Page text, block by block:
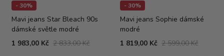
- 30%
Mavi jeans Star Bleach 90s
dámské světle modré
1 983,00 Kč 2 833,00 Kč
- 30%
Mavi jeans Sophie dámské
modré
1 819,00 Kč 2 599,00 Kč